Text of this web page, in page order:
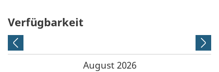
Verfügbarkeit
August 2026